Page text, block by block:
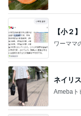
【小２
ワーママ
ネイリ
Amebaト